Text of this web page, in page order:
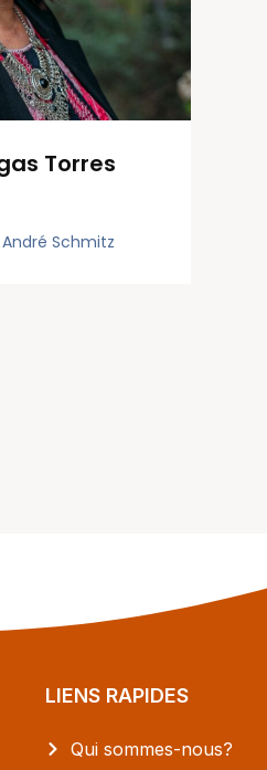
Torres
André Schmitz
LIENS RAPIDES
Qui sommes-nous?